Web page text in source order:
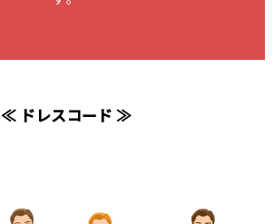
≪ ドレスコード ≫